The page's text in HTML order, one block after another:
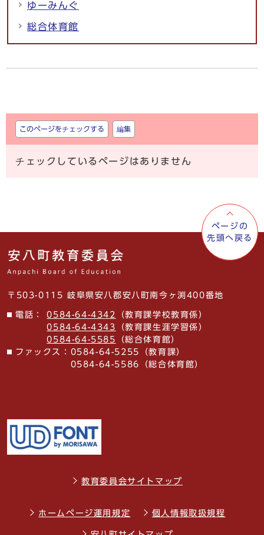
ゆーみんぐ
総合体育館
しおり
このページをチェックする 編集
チェックしているページはありません
ページの
先頭へ戻る
〒503-0115 岐阜県安八郡安八町南今ヶ渕400番地
電話： 0584-64-4342
（教育課学校教育係）
0584-64-4343
（教育課生涯学習係）
0584-64-5585
（総合体育館）
ファックス： 0584-64-5255（教育課）
0584-64-5586（総合体育館）
教育委員会サイトマップ
ホームページ運用規定 個人情報取扱規程